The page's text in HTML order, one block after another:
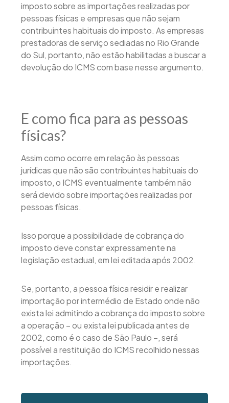
imposto sobre as importações realizadas por
pessoas físicas e empresas que não sejam
contribuintes habituais do imposto. As empresas
prestadoras de serviço sediadas no Rio Grande
do Sul, portanto, não estão habilitadas a buscar a
devolução do ICMS com base nesse argumento.
E como fica para as pessoas
físicas?
Assim como ocorre em relação às pessoas
jurídicas que não são contribuintes habituais do
imposto, o ICMS eventualmente também não
será devido sobre importações realizadas por
pessoas físicas.
Isso porque a possibilidade de cobrança do
imposto deve constar expressamente na
legislação estadual, em lei editada após 2002.
Se, portanto, a pessoa física residir e realizar
importação por intermédio de Estado onde não
exista lei admitindo a cobrança do imposto sobre
a operação – ou exista lei publicada antes de
2002, como é o caso de São Paulo –, será
possível a restituição do ICMS recolhido nessas
importações.